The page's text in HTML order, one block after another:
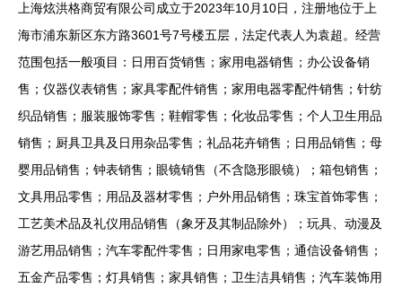
上海炫洪格商贸有限公司成立于2023年10月10日，注册地位于上
海市浦东新区东方路3601号7号楼五层，法定代表人为袁超。经营
范围包括一般项目：日用百货销售；家用电器销售；办公设备销
售；仪器仪表销售；家具零配件销售；家用电器零配件销售；针纺
织品销售；服装服饰零售；鞋帽零售；化妆品零售；个人卫生用品
销售；厨具卫具及日用杂品零售；礼品花卉销售；日用品销售；母
婴用品销售；钟表销售；眼镜销售（不含隐形眼镜）；箱包销售；
文具用品零售；用品及器材零售；户外用品销售；珠宝首饰零售；
工艺美术品及礼仪用品销售（象牙及其制品除外）；玩具、动漫及
游艺用品销售；汽车零配件零售；日用家电零售；通信设备销售；
五金产品零售；灯具销售；家具销售；卫生洁具销售；汽车装饰用